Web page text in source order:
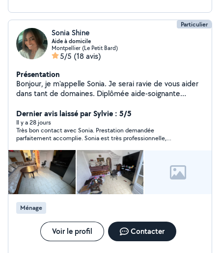
Particulier
Sonia Shine
Aide à domicile
Montpellier (Le Petit Bard)
5/5 (18 avis)
Présentation
Bonjour, je m'appelle Sonia. Je serai ravie de vous aider
dans tant de domaines. Diplômée aide-soignante
proches) dans les gestes de la vie quotidienne mais
aussi ménage, repas, courses, sorties. Ma fille Jasmine
est douée avec les enfants pour les garder, et aussi
aide aux devoirs. N'hésitez pas à nous contacter! On a
tous besoin d'aide à un moment donné
Dernier avis laissé par Sylvie : 5/5
Il y a 28 jours
Très bon contact avec Sonia. Prestation demandée
parfaitement accomplie. Sonia est très professionnelle,
Je recommande fortement ++++, Sylvie T
Ménage
Voir le profil Contacter